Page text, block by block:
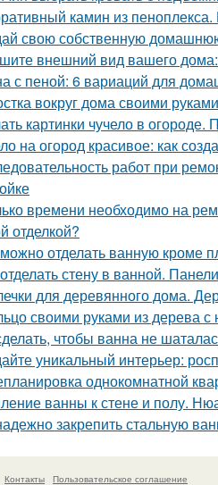
камин из
свою собственную
внешний вид вашего
с пеной: 6 вариаций для
вокруг дома своими
картинки чучело в
на огород красивое: как
работ при
времени необходимо на
отделкой?
отделать ванную кроме
стену в ванной.
для деревянного дома.
своими руками из дерева
чтобы ванна не
уникальный интерьер:
однокомнатной
ванны к стене и полу.
закрепить стальную
Контакты Пользовательское соглашение